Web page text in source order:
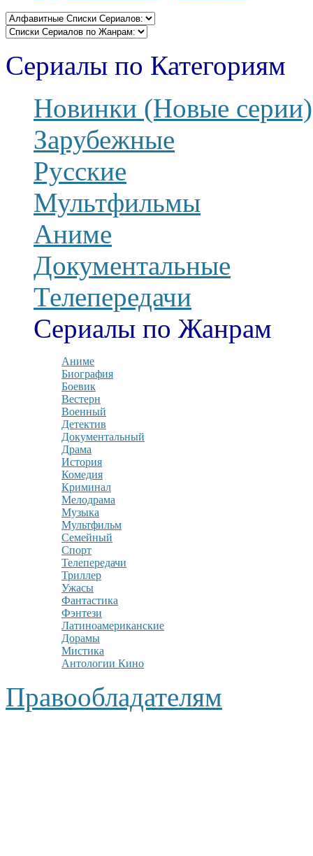
Сериалы по Категориям
Новинки (Новые серии)
Зарубежные
Русские
Мультфильмы
Аниме
Документальные
Телепередачи
Сериалы по Жанрам
Аниме
Биография
Боевик
Вестерн
Военный
Детектив
Документальный
Драма
История
Комедия
Криминал
Мелодрама
Музыка
Мультфильм
Семейный
Спорт
Телепередачи
Триллер
Ужасы
Фантастика
Фэнтези
Латиноамериканские
Дорамы
Мистика
Антологии Кино
Правообладателям